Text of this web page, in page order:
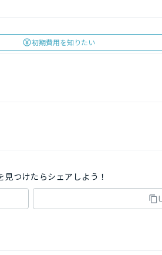
初期費用を知りたい
見つけたらシェアしよう！